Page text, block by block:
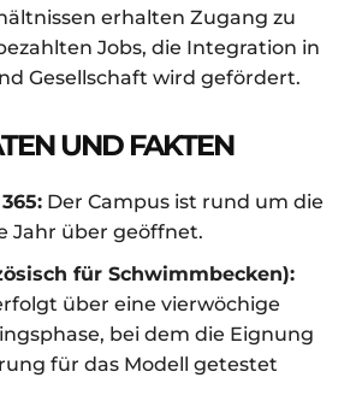
erhalten Zugang zu
Jobs, die Integration in
Gesellschaft wird gefördert.
UND FAKTEN
Der Campus ist rund um die
Jahr über geöffnet.
für Schwimmbecken):
über eine vierwöchige
bei dem die Eignung
für das Modell getestet